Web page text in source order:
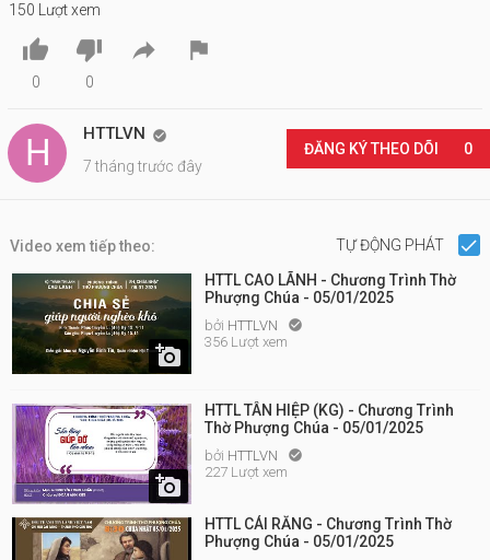
150 Lượt xem

0

0
 
HTTLVN 
7 tháng trước đây
ĐĂNG KÝ THEO DÕI 0
Video xem tiếp theo: TỰ ĐỘNG PHÁT

HTTL CAO LÃNH - Chương Trình Thờ
Phượng Chúa - 05/01/2025
bởi HTTLVN 
356 Lượt xem

HTTL TÂN HIỆP (KG) - Chương Trình
Thờ Phượng Chúa - 05/01/2025
bởi HTTLVN 
227 Lượt xem
HTTL CÁI RĂNG - Chương Trình Thờ
Phượng Chúa - 05/01/2025